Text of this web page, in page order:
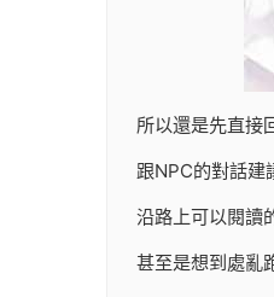
所以還是先直接
跟NPC的對話建
沿路上可以閱讀
甚至是想到處亂